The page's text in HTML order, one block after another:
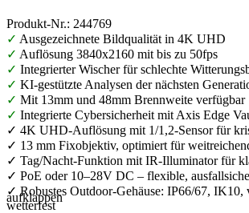
Produkt-Nr.: 244769
✓ Ausgezeichnete Bildqualität in 4K UHD
✓ Auflösung 3840x2160 mit bis zu 50fps
✓ Integrierter Wischer für schlechte
✓ KI-gestützte Analysen der nächsten
✓ Mit 13mm und 48mm Brennweite verfügbar
✓ Integrierte Cybersicherheit mit Axis Edge
✓ 4K UHD-Auflösung mit 1/1,2-Sensor für
✓ 13 mm Fixobjektiv, optimiert für
✓ Tag/Nacht-Funktion mit IR-Illuminator für
✓ PoE oder 10–28V DC – flexible,
✓ Robustes Outdoor-Gehäuse: IP66/67, IK10,
wetterfest
aufklappen